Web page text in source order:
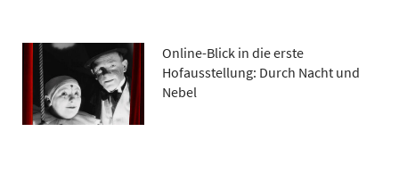
Online-Blick in die erste
Hofausstellung: Durch Nacht und
Nebel